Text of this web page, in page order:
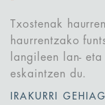
Txostenak
haurrentzako
langileen lan-
eskaintzen du.
IRAKURRI